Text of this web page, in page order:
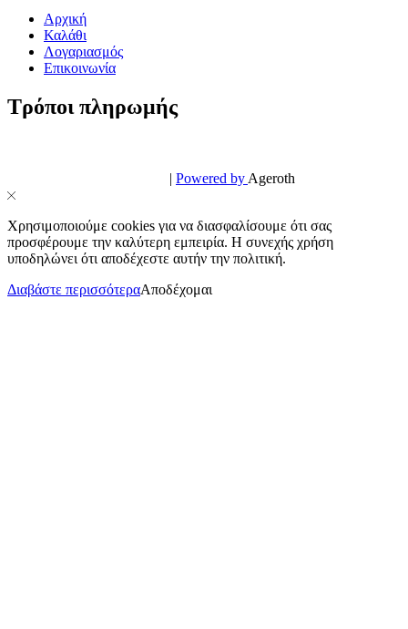
Αρχική
Καλάθι
Λογαριασμός
Επικοινωνία
Τρόποι πληρωμής
| Powered by Ageroth
Χρησιμοποιούμε cookies για να διασφαλίσουμε ότι σας
προσφέρουμε την καλύτερη εμπειρία. Η συνεχής χρήση
υποδηλώνει ότι αποδέχεστε αυτήν την πολιτική.
Διαβάστε περισσότεραΑποδέχομαι